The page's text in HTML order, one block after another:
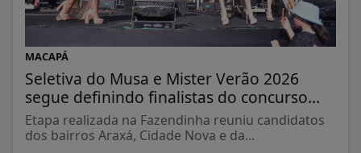
MACAPÁ
Seletiva do Musa e Mister Verão 2026
segue definindo finalistas do concurso...
Etapa realizada na Fazendinha reuniu candidatos
dos bairros Araxá, Cidade Nova e da...